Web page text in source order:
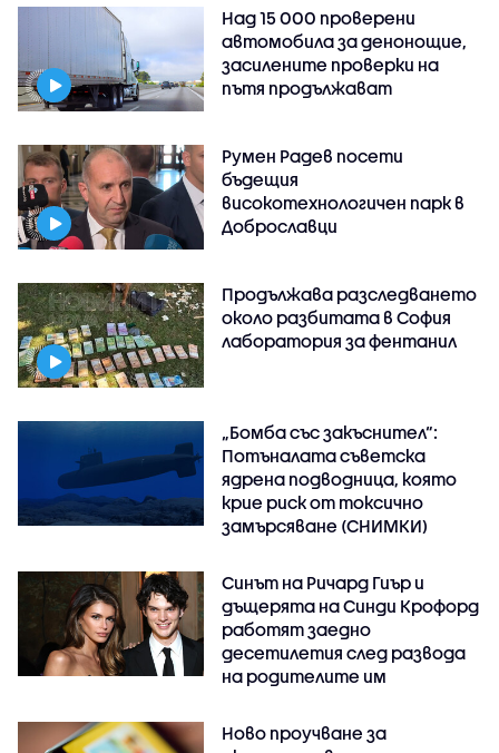
Над 15 000 проверени
автомобила за денонощие,
засилените проверки на
пътя продължават
Румен Радев посети
бъдещия
високотехнологичен парк в
Доброславци
Продължава разследването
около разбитата в София
лаборатория за фентанил
„Бомба със закъснител“:
Потъналата съветска
ядрена подводница, която
крие риск от токсично
замърсяване (СНИМКИ)
Синът на Ричард Гиър и
дъщерята на Синди Крофорд
работят заедно
десетилетия след развода
на родителите им
Ново проучване за